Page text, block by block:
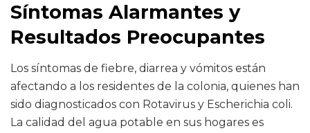
Síntomas Alarmantes y
Resultados Preocupantes
Los síntomas de fiebre, diarrea y vómitos están
afectando a los residentes de la colonia, quienes han
sido diagnosticados con Rotavirus y Escherichia coli.
La calidad del agua potable en sus hogares es